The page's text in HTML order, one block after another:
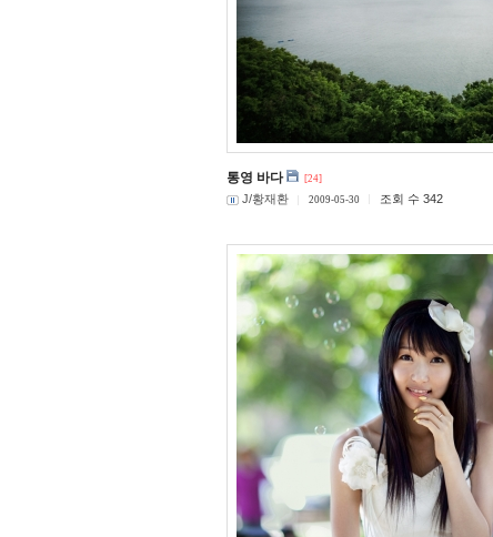
통영 바다 [24]
J/황재환 2009-05-30 조회 수 342